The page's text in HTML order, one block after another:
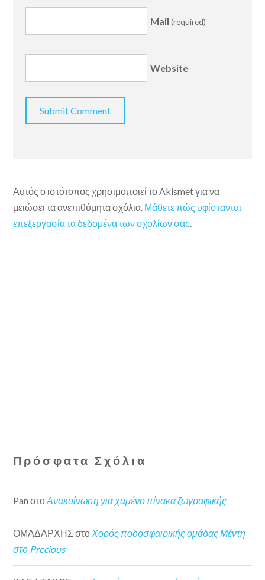
Mail (required)
Website
Αυτός ο ιστότοπος χρησιμοποιεί το Akismet για να
μειώσει τα ανεπιθύμητα σχόλια. Μάθετε πώς υφίστανται
επεξεργασία τα δεδομένα των σχολίων σας.
Πρόσφατα Σχόλια
Pan στοΑνακοίνωση για χαμένο πίνακα ζωγραφικής
ΟΜΑΔΑΡΧΗΣ στοΧορός ποδοσφαιρικής ομάδας Μέντη
στο Precious